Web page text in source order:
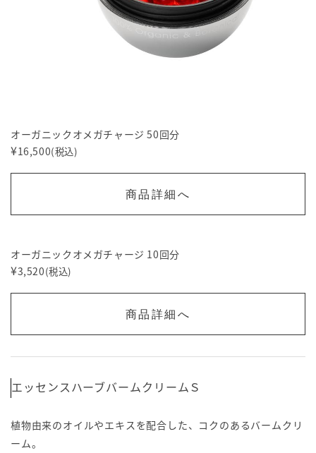
オーガニックオメガチャージ 50回分
¥16,500(税込)
商品詳細へ
オーガニックオメガチャージ 10回分
¥3,520(税込)
商品詳細へ
エッセンスハーブバームクリームＳ
植物由来のオイルやエキスを配合した、コクのあるバームクリ
ーム。